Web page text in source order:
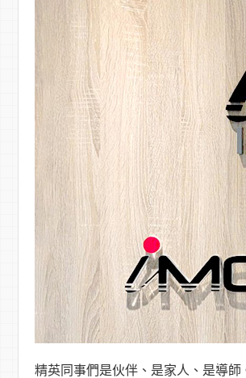
精英同事們是伙伴、是家人、是導師